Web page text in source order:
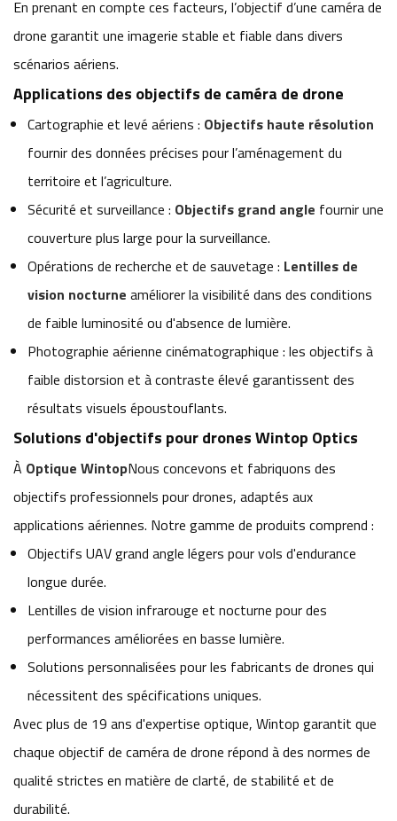
En prenant en compte ces facteurs, l’objectif d’une caméra de
drone garantit une imagerie stable et fiable dans divers
scénarios aériens.
Applications des objectifs de caméra de drone
Cartographie et levé aériens : Objectifs haute résolution
fournir des données précises pour l’aménagement du
territoire et l’agriculture.
Sécurité et surveillance : Objectifs grand angle fournir une
couverture plus large pour la surveillance.
Opérations de recherche et de sauvetage : Lentilles de
vision nocturne améliorer la visibilité dans des conditions
de faible luminosité ou d'absence de lumière.
Photographie aérienne cinématographique : les objectifs à
faible distorsion et à contraste élevé garantissent des
résultats visuels époustouflants.
Solutions d'objectifs pour drones Wintop Optics
À Optique WintopNous concevons et fabriquons des
objectifs professionnels pour drones, adaptés aux
applications aériennes. Notre gamme de produits comprend :
Objectifs UAV grand angle légers pour vols d'endurance
longue durée.
Lentilles de vision infrarouge et nocturne pour des
performances améliorées en basse lumière.
Solutions personnalisées pour les fabricants de drones qui
nécessitent des spécifications uniques.
Avec plus de 19 ans d'expertise optique, Wintop garantit que
chaque objectif de caméra de drone répond à des normes de
qualité strictes en matière de clarté, de stabilité et de
durabilité.